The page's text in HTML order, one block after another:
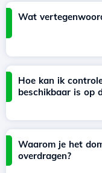
Wat
Hoe kan ik
beschikbaar is op
Waarom je het
overdragen?